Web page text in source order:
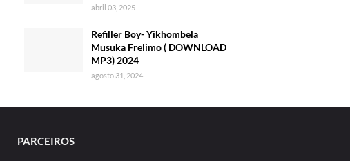
abril 03, 2025
Refiller Boy- Yikhombela
Musuka Frelimo ( DOWNLOAD
MP3) 2024
agosto 31, 2024
PARCEIROS